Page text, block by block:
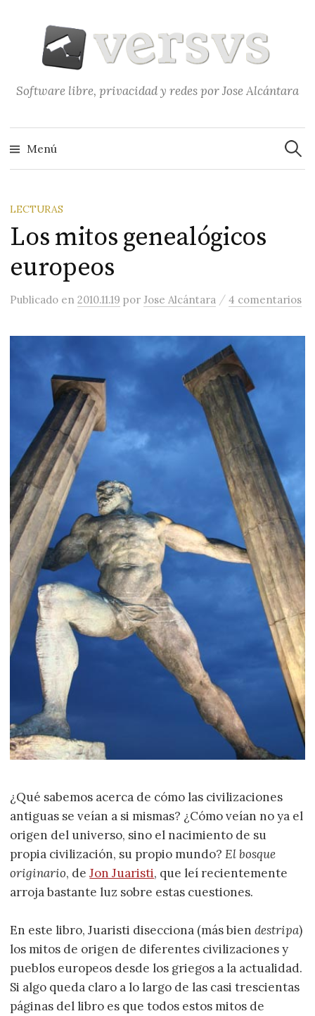
contenido
Software libre, privacidad y redes por Jose Alcántara
Menú
LECTURAS
Los mitos genealógicos
europeos
Publicado en2010.11.19 porJose Alcántara /4 comentarios
¿Qué sabemos acerca de cómo las civilizaciones
antiguas se veían a si mismas? ¿Cómo veían no ya el
origen del universo, sino el nacimiento de su
propia civilización, su propio mundo?El bosque
originario, deJon Juaristi, que leí recientemente
arroja bastante luz sobre estas cuestiones.
En este libro, Juaristi disecciona (más biendestripa)
los mitos de origen de diferentes civilizaciones y
pueblos europeos desde los griegos a la actualidad.
Si algo queda claro a lo largo de las casi trescientas
páginas del libro es que todos estos mitos de